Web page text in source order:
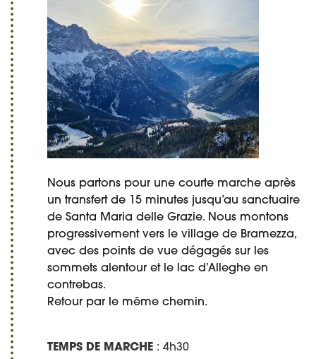
Nous partons pour une courte marche après
un transfert de 15 minutes jusqu’au sanctuaire
de Santa Maria delle Grazie. Nous montons
progressivement vers le village de Bramezza,
avec des points de vue dégagés sur les
sommets alentour et le lac d’Alleghe en
contrebas.
Retour par le même chemin.
TEMPS DE MARCHE : 4h30